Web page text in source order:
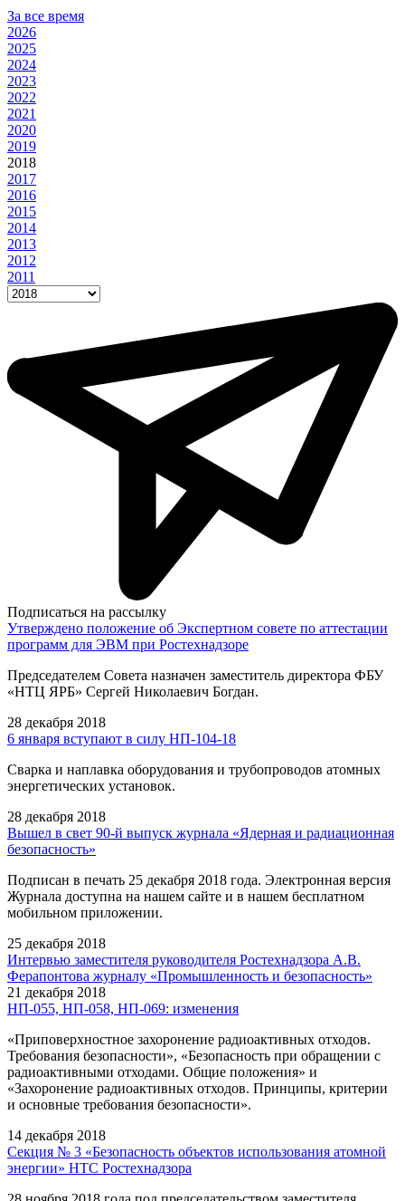
За все время
2026
2025
2024
2023
2022
2021
2020
2019
2018
2017
2016
2015
2014
2013
2012
2011
Подписаться на рассылку
Утверждено положение об Экспертном совете по аттестации
программ для ЭВМ при Ростехнадзоре
Председателем Совета назначен заместитель директора ФБУ
«НТЦ ЯРБ» Сергей Николаевич Богдан.
28 декабря 2018
6 января вступают в силу НП-104-18
Сварка и наплавка оборудования и трубопроводов атомных
энергетических установок.
28 декабря 2018
Вышел в свет 90-й выпуск журнала «Ядерная и радиационная
безопасность»
Подписан в печать 25 декабря 2018 года. Электронная версия
Журнала доступна на нашем сайте и в нашем бесплатном
мобильном приложении.
25 декабря 2018
Интервью заместителя руководителя Ростехнадзора А.В.
Ферапонтова журналу «Промышленность и безопасность»
21 декабря 2018
НП-055, НП-058, НП-069: изменения
«Приповерхностное захоронение радиоактивных отходов.
Требования безопасности», «Безопасность при обращении с
радиоактивными отходами. Общие положения» и
«Захоронение радиоактивных отходов. Принципы, критерии
и основные требования безопасности».
14 декабря 2018
Секция № 3 «Безопасность объектов использования атомной
энергии» НТС Ростехнадзора